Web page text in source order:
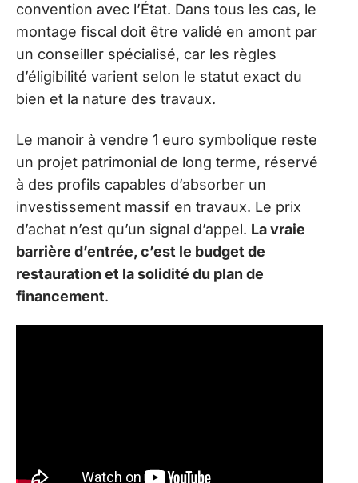
convention avec l’État. Dans tous les cas, le
montage fiscal doit être validé en amont par
un conseiller spécialisé, car les règles
d’éligibilité varient selon le statut exact du
bien et la nature des travaux.
Le manoir à vendre 1 euro symbolique reste
un projet patrimonial de long terme, réservé
à des profils capables d’absorber un
investissement massif en travaux. Le prix
d’achat n’est qu’un signal d’appel. La vraie
barrière d’entrée, c’est le budget de
restauration et la solidité du plan de
financement.